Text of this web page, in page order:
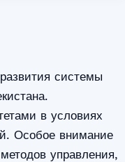
системы
в условиях
Особое внимание
управления,